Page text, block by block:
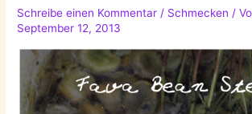
Schreibe einen Kommentar / Schmecken /
September 12, 2013